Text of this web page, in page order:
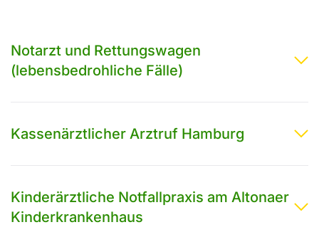
Notarzt und Rettungswagen
(lebensbedrohliche Fälle)
Kassenärztlicher Arztruf Hamburg
Kinderärztliche Notfallpraxis am Altonaer
Kinderkrankenhaus